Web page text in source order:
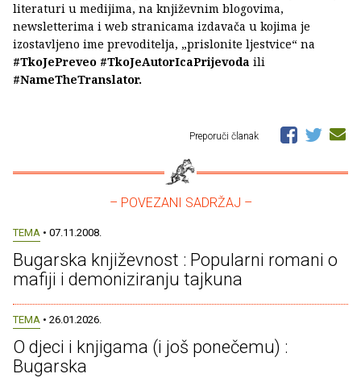
literaturi u medijima, na književnim blogovima,
newsletterima i web stranicama izdavača u kojima je
izostavljeno ime prevoditelja, „prislonite ljestvice“ na
#TkoJePreveo #TkoJeAutorIcaPrijevoda ili
#NameTheTranslator.
Preporuči članak
– POVEZANI SADRŽAJ –
TEMA • 07.11.2008.
Bugarska književnost : Popularni romani o
mafiji i demoniziranju tajkuna
TEMA • 26.01.2026.
O djeci i knjigama (i još ponečemu) :
Bugarska